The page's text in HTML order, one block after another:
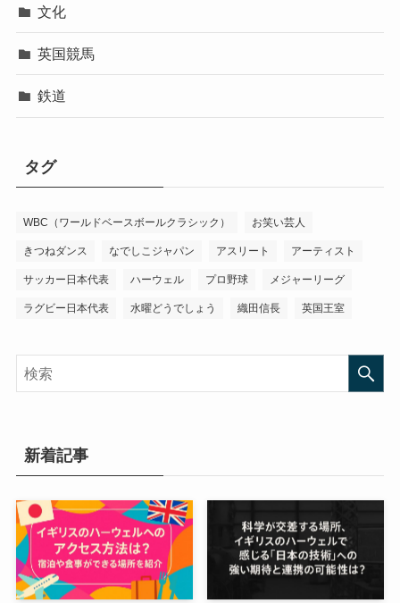
文化
英国競馬
鉄道
タグ
WBC（ワールドベースボールクラシック） お笑い芸人
きつねダンス なでしこジャパン アスリート アーティスト
サッカー日本代表 ハーウェル プロ野球 メジャーリーグ
ラグビー日本代表 水曜どうでしょう 織田信長 英国王室
新着記事